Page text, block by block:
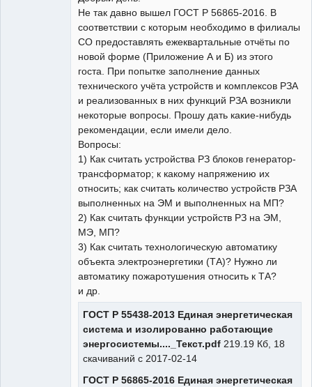
Не так давно вышел ГОСТ Р 56865-2016. В
соответствии с которым необходимо в филиалы
СО предоставлять ежеквартальные отчёты по
новой форме (Приложение А и Б) из этого
госта. При попытке заполнение данных
технического учёта устройств и комплексов РЗА
и реализованных в них функций РЗА возникли
некоторые вопросы. Прошу дать какие-нибудь
рекомендации, если имели дело.
Вопросы:
1) Как считать устройства РЗ блоков генератор-
трансформатор; к какому напряжению их
относить; как считать количество устройств РЗА
выполненных на ЭМ и выполненных на МП?
2) Как считать функции устройств РЗ на ЭМ,
МЭ, МП?
3) Как считать технологическую автоматику
объекта электроэнергетики (ТА)? Нужно ли
автоматику пожаротушения относить к ТА?
и др.
ГОСТ Р 55438-2013 Единая энергетическая
система и изолированно работающие
энергосистемы...._Текст.pdf 219.19 Кб, 18
скачиваний с 2017-02-14
ГОСТ Р 56865-2016 Единая энергетическая